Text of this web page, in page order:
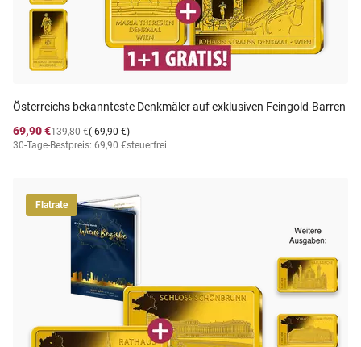
Österreichs bekannteste Denkmäler auf exklusiven Feingold-Barren
69,90 €
(-69,90 €)
139,80 €
30-Tage-Bestpreis: 69,90 €steuerfrei
Flatrate